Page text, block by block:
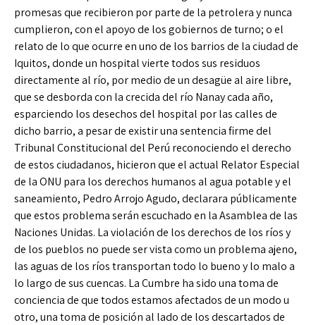
promesas que recibieron por parte de la petrolera y nunca
cumplieron, con el apoyo de los gobiernos de turno; o el
relato de lo que ocurre en uno de los barrios de la ciudad de
Iquitos, donde un hospital vierte todos sus residuos
directamente al río, por medio de un desagüe al aire libre,
que se desborda con la crecida del río Nanay cada año,
esparciendo los desechos del hospital por las calles de
dicho barrio, a pesar de existir una sentencia firme del
Tribunal Constitucional del Perú reconociendo el derecho
de estos ciudadanos, hicieron que el actual Relator Especial
de la ONU para los derechos humanos al agua potable y el
saneamiento, Pedro Arrojo Agudo, declarara públicamente
que estos problema serán escuchado en la Asamblea de las
Naciones Unidas. La violación de los derechos de los ríos y
de los pueblos no puede ser vista como un problema ajeno,
las aguas de los ríos transportan todo lo bueno y lo malo a
lo largo de sus cuencas. La Cumbre ha sido una toma de
conciencia de que todos estamos afectados de un modo u
otro, una toma de posición al lado de los descartados de